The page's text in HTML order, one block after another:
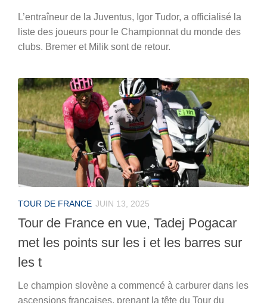
L’entraîneur de la Juventus, Igor Tudor, a officialisé la
liste des joueurs pour le Championnat du monde des
clubs. Bremer et Milik sont de retour.
TOUR DE FRANCE JUIN 13, 2025
Tour de France en vue, Tadej Pogacar
met les points sur les i et les barres sur
les t
Le champion slovène a commencé à carburer dans les
ascensions françaises, prenant la tête du Tour du